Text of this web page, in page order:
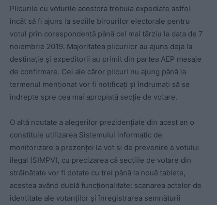
Plicurile cu voturile acestora trebuia expediate astfel
încât să fi ajuns la sediile birourilor electorale pentru
votul prin corespondenţă până cel mai târziu la data de 7
noiembrie 2019. Majoritatea plicurilor au ajuns deja la
destinaţie şi expeditorii au primit din partea AEP mesaje
de confirmare. Cei ale căror plicuri nu ajung până la
termenul menţionat vor fi notificaţi şi îndrumaţi să se
îndrepte spre cea mai apropiată secţie de votare.
O altă noutate a alegerilor prezidenţiale din acest an o
constituie utilizarea Sistemului informatic de
monitorizare a prezenţei la vot şi de prevenire a votului
ilegal (SIMPV), cu precizarea că secţiile de votare din
străinătate vor fi dotate cu trei până la nouă tablete,
acestea având dublă funcţionalitate: scanarea actelor de
identitate ale votanţilor şi înregistrarea semnăturii